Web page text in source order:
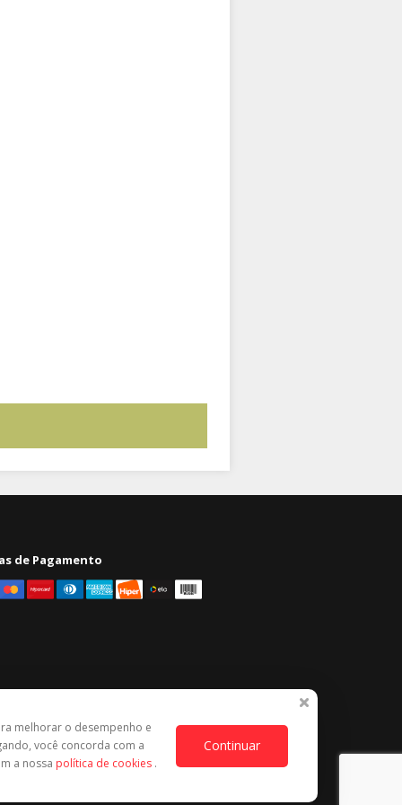
de Pagamento
melhorar o desempenho e
você concorda com a
a nossa política de cookies .
Continuar